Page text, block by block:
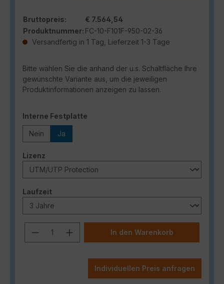
Bruttopreis:
€ 7.564,54
Produktnummer: FC-10-F101F-950-02-36
Versandfertig in 1 Tag, Lieferzeit 1-3 Tage
Bitte wählen Sie die anhand der u.s. Schaltfläche Ihre
gewünschte Variante aus, um die jeweiligen
Produktinformationen anzeigen zu lassen.
Interne Festplatte
Nein Ja
Lizenz
Laufzeitauswählen
Produkt Anzahl: Gib den
In den Warenkorb
Individuellen Preis anfragen